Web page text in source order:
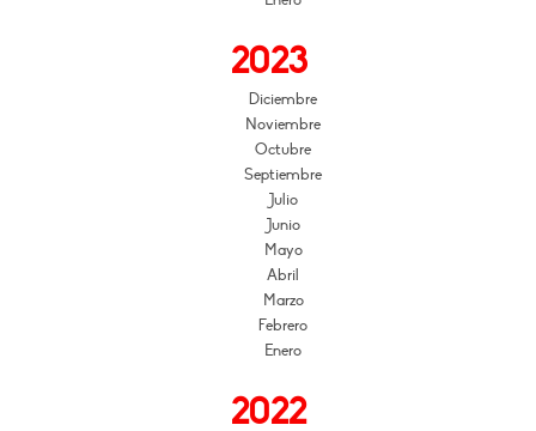
2023
Diciembre
Noviembre
Octubre
Septiembre
Julio
Junio
Mayo
Abril
Marzo
Febrero
Enero
2022